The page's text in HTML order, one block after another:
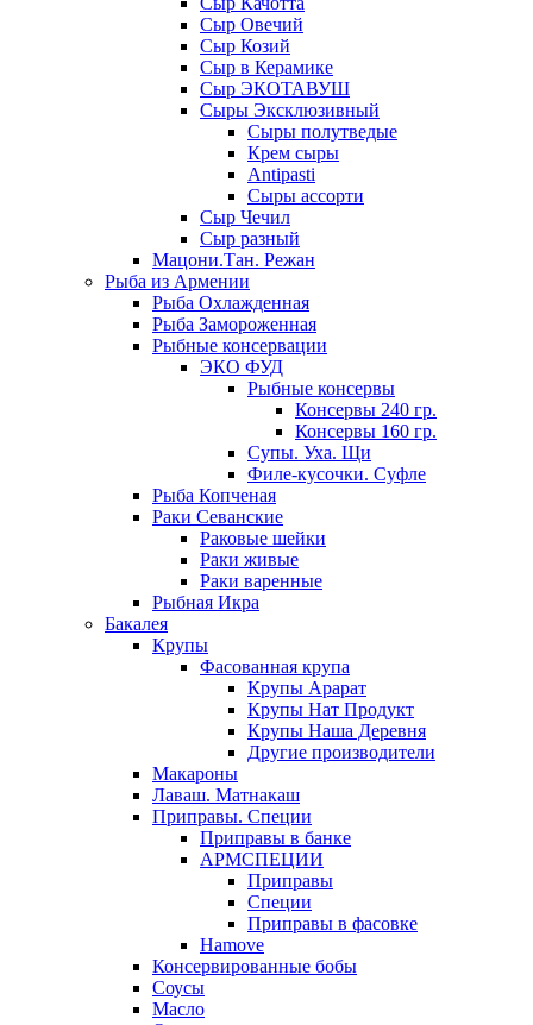
Сыр Овечий
Сыр Козий
Сыр в Керамике
Сыр ЭКОТАВУШ
Сыры Эксклюзивный
Сыры полутведые
Крем сыры
Antipasti
Сыры ассорти
Сыр Чечил
Сыр разный
Мацони.Тан. Режан
Рыба из Армении
Рыба Охлажденная
Рыба Замороженная
Рыбные консервации
ЭКО ФУД
Рыбные консервы
Консервы 240 гр.
Консервы 160 гр.
Супы. Уха. Щи
Филе-кусочки. Суфле
Рыба Копченая
Раки Севанские
Раковые шейки
Раки живые
Раки варенные
Рыбная Икра
Бакалея
Крупы
Фасованная крупа
Крупы Арарат
Крупы Нат Продукт
Крупы Наша Деревня
Другие производители
Макароны
Лаваш. Матнакаш
Приправы. Специи
Приправы в банке
АРМСПЕЦИИ
Приправы
Специи
Приправы в фасовке
Hamove
Консервированные бобы
Соусы
Масло